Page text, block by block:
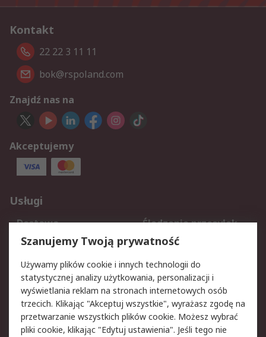
Kontakt
22 22 3 11 11
bok@rspoland.com
Znajdź nas na
Akceptujemy
Usługi
Dostawa
Śledzenie przesyłek
Reklamacje i zwroty
Rejestracja
Aspekty prawne
Bezpieczeństwo e-
maila
Polityka dotycząca
plików cookie
Szanujemy Twoją prywatność
Używamy plików cookie i innych technologii do
statystycznej analizy użytkowania, personalizacji i
wyświetlania reklam na stronach internetowych osób
trzecich. Klikając "Akceptuj wszystkie", wyrażasz zgodę na
przetwarzanie wszystkich plików cookie. Możesz wybrać
pliki cookie, klikając "Edytuj ustawienia". Jeśli tego nie